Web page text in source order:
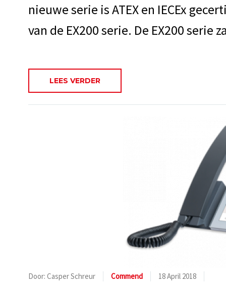
nieuwe serie is ATEX en IECEx
van de EX200 serie. De EX200 serie
LEES VERDER
Door: Casper Schreur Commend 18 April 2018